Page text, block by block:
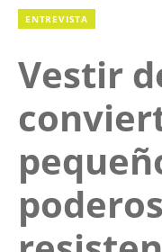
ENTREVISTA
Vestir